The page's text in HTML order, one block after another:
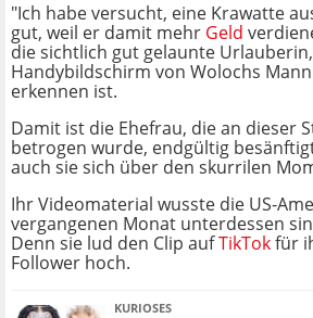
"Ich habe versucht, eine Krawatte
gut, weil er damit mehr Geld
die sichtlich gut gelaunte
Handybildschirm von Wolochs
erkennen ist.
Damit ist die Ehefrau, die an dieser
betrogen wurde, endgültig
auch sie sich über den skurrilen
Ihr Videomaterial wusste die US-
vergangenen Monat unterdessen
Denn sie lud den Clip aufTikTokfür
Follower hoch.
KURIOSES